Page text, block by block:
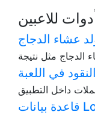
للاعبين
عشاء الدجاج
في اللعبة
داخل التطبيق